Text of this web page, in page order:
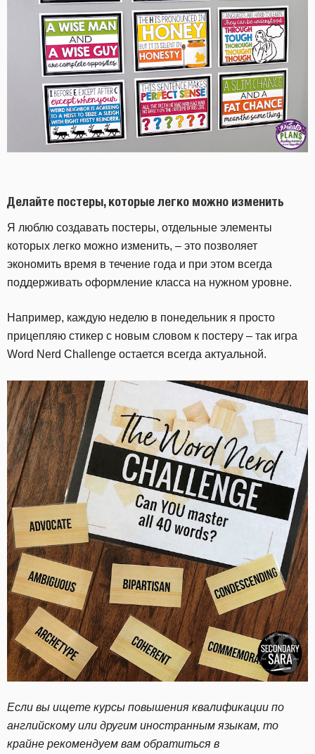
Делайте постеры, которые легко можно изменить
Я люблю создавать постеры, отдельные элементы
которых легко можно изменить, – это позволяет
экономить время в течение года и при этом всегда
поддерживать оформление класса на нужном уровне.
Например, каждую неделю в понедельник я просто
прицепляю стикер с новым словом к постеру – так игра
Word Nerd Challenge остается всегда актуальной.
Если вы ищете курсы повышения квалификации по
английскому или другим иностранным языкам, то
крайне рекомендуем вам обратиться в